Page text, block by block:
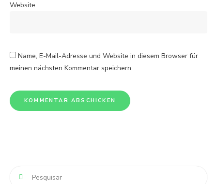
Website
Name, E-Mail-Adresse und Website in diesem Browser für
meinen nächsten Kommentar speichern.